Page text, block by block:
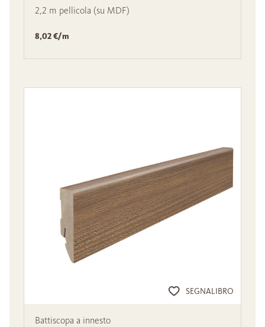
2,2 m pellicola (su MDF)
8,02 €/m
SEGNALIBRO
Battiscopa a innesto